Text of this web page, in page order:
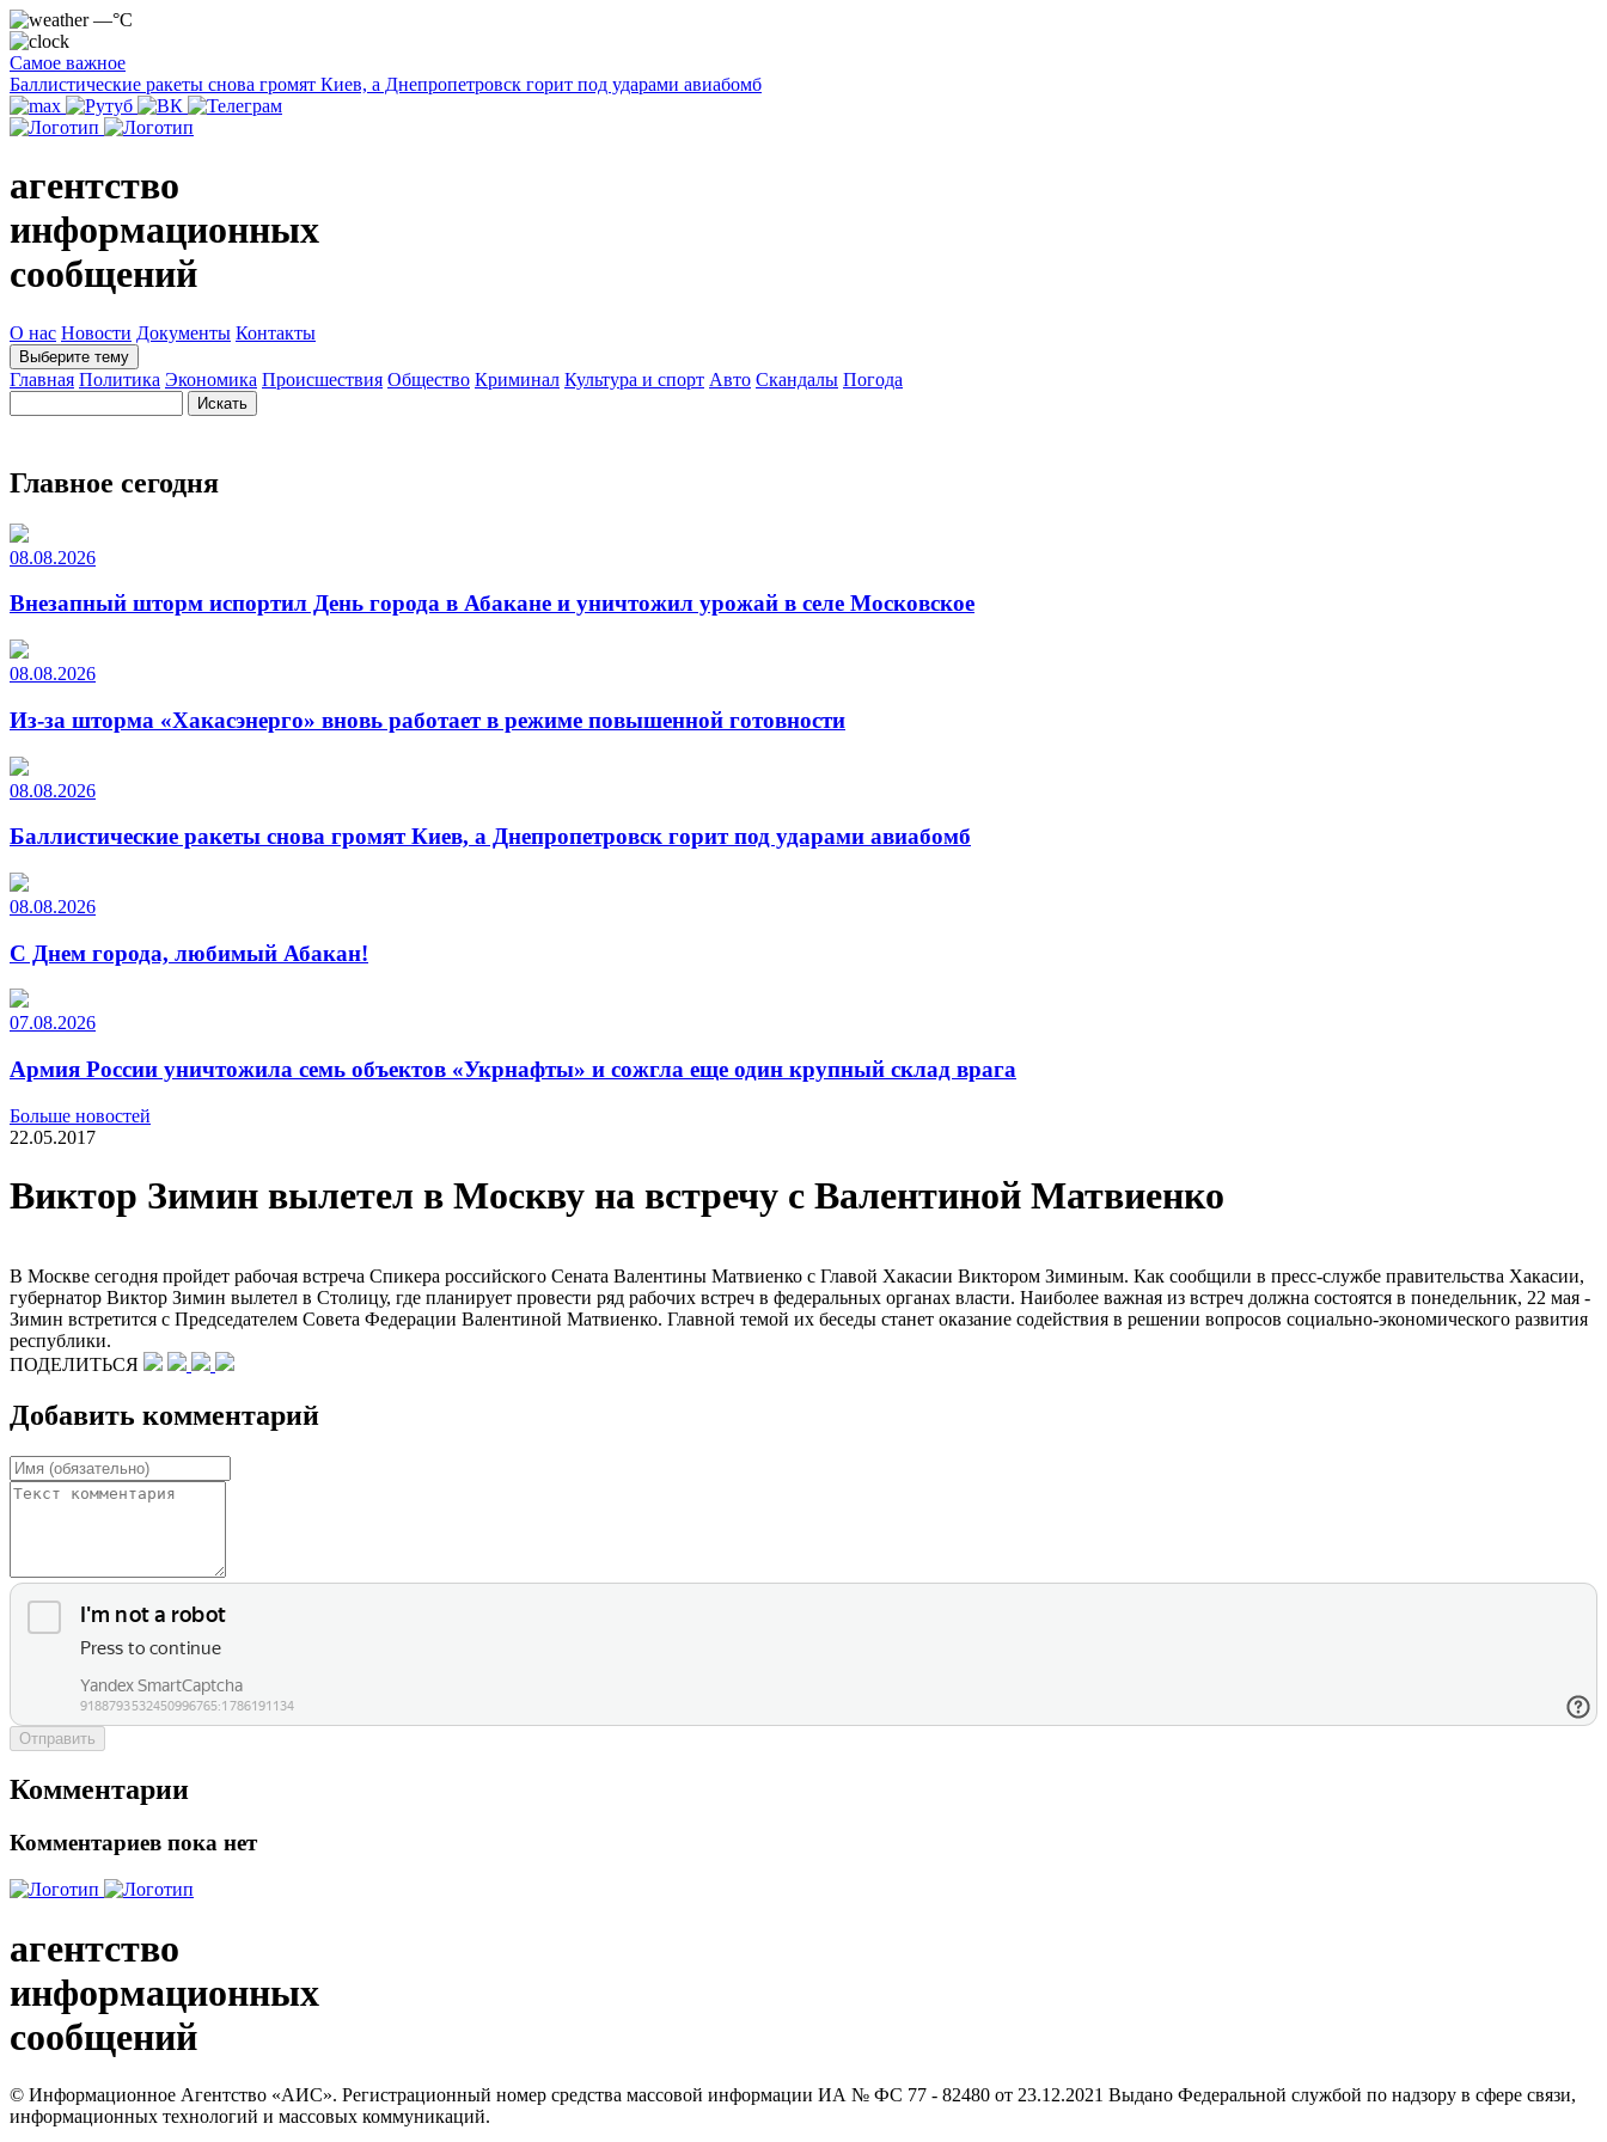
—°C
Самое важное
Баллистические ракеты снова громят Киев, а Днепропетровск горит под ударами авиабомб
агентство
информационных
сообщений
О нас Новости Документы Контакты
Выберите тему
Главная Политика Экономика Происшествия Общество Криминал Культура и спорт Авто Скандалы Погода
Главное сегодня
08.08.2026
Внезапный шторм испортил День города в Абакане и уничтожил урожай в селе Московское
08.08.2026
Из-за шторма «Хакасэнерго» вновь работает в режиме повышенной готовности
08.08.2026
Баллистические ракеты снова громят Киев, а Днепропетровск горит под ударами авиабомб
08.08.2026
С Днем города, любимый Абакан!
07.08.2026
Армия России уничтожила семь объектов «Укрнафты» и сожгла еще один крупный склад врага
Больше новостей
22.05.2017
Виктор Зимин вылетел в Москву на встречу с Валентиной Матвиенко
В Москве сегодня пройдет рабочая встреча Спикера российского Сената Валентины Матвиенко с Главой Хакасии Виктором Зиминым. Как сообщили в пресс-службе правительства Хакасии,
губернатор Виктор Зимин вылетел в Столицу, где планирует провести ряд рабочих встреч в федеральных органах власти. Наиболее важная из встреч должна состоятся в понедельник, 22 мая -
Зимин встретится с Председателем Совета Федерации Валентиной Матвиенко. Главной темой их беседы станет оказание содействия в решении вопросов социально-экономического развития
республики.
ПОДЕЛИТЬСЯ
Добавить комментарий
Отправить
Комментарии
Комментариев пока нет
агентство
информационных
сообщений
© Информационное Агентство «АИС». Регистрационный номер средства массовой информации ИА № ФС 77 - 82480 от 23.12.2021 Выдано Федеральной службой по надзору в сфере связи,
информационных технологий и массовых коммуникаций.